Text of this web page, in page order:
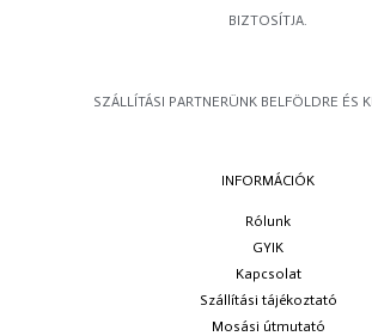
BIZTOSÍTJA.
SZÁLLÍTÁSI PARTNERÜNK BELFÖLDRE ÉS
INFORMÁCIÓK
Rólunk
GYIK
Kapcsolat
Szállítási tájékoztató
Mosási útmutató